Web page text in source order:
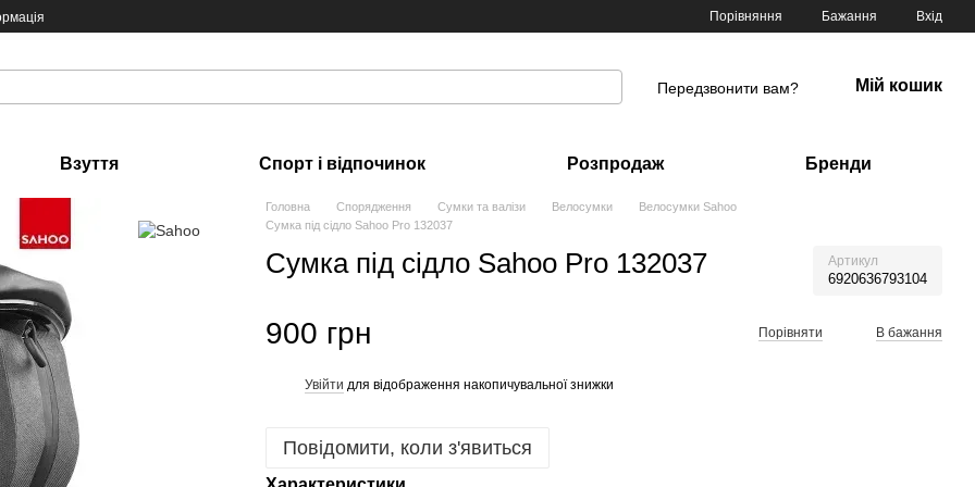
Порівняння Бажання Вхід
Передзвонити вам? Мій кошик
Взуття Спорт і відпочинок Розпродаж Бренди
Головна Спорядження Сумки та валізи Велосумки
Велосумки Sahoo
Сумка під сідло Sahoo Pro 132037
Сумка під сідло Sahoo Pro 132037 Артикул
6920636793104
900 грн Порівняти В бажання
Увійти для відображення накопичувальної знижки
Повідомити, коли з'явиться